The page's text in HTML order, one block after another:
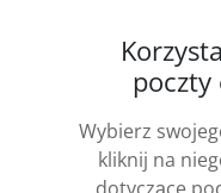
poczty
Wybierz
kliknij na